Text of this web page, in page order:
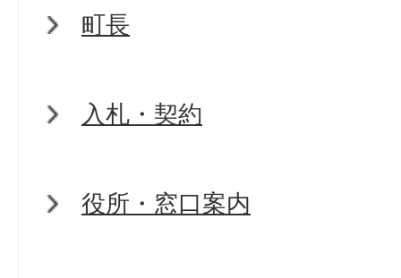
町長
入札・契約
役所・窓口案内